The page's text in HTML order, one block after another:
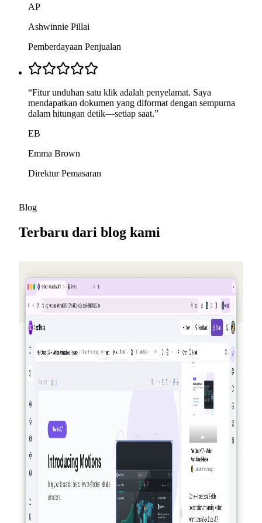
AP
Ashwinnie Pillai
Pemberdayaan Penjualan
“Fitur unduhan satu klik adalah penyelamat. Saya
mendapatkan dokumen yang diformat dengan sempurna
dalam hitungan detik—setiap saat.”
EB
Emma Brown
Direktur Pemasaran
Blog
Terbaru dari blog kami
Ajak teman, dapatkan kredit — NextDocs
v1.10
Program rujukan baru yang memberi kamu (dan temanmu)
bulan. Plus halaman Penawaran publik, model Premium
untuk Pro+ dan Ultra, serta rangkuman tentang AI Memory.
Baca selengkapnya
Benar-benar agenik: bagaimana NextDocs
membuat, memverifikasi, dan
menyempurnakan dokumen serta presentasi
NextDocs tidak lagi sekadar menghasilkan dan berharap
yang terbaik. Dengan v1.8, AI membuat dokumen Anda,
meninjau secara visual apa yang dibangunnya, dan
menyempurnakannya — semuanya sebelum Anda melihat